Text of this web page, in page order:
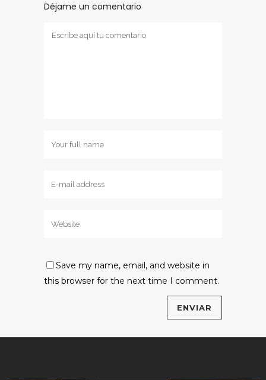
Déjame un comentario
Save my name, email, and website in
this browser for the next time I comment.